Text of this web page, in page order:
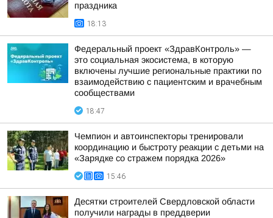
праздника
18:13
Федеральный проект «ЗдравКонтроль» —
это социальная экосистема, в которую
включены лучшие региональные практики по
взаимодействию с пациентским и врачебным
сообществами
18:47
Чемпион и автоинспекторы тренировали
координацию и быстроту реакции с детьми на
«Зарядке со стражем порядка 2026»
15:46
Десятки строителей Свердловской области
получили награды в преддверии